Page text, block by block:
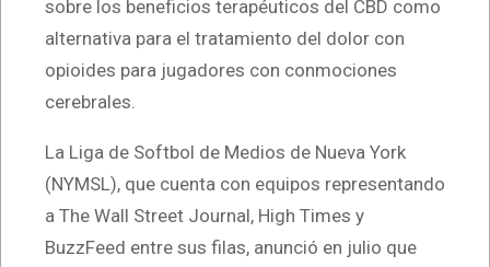
sobre los beneficios terapéuticos del CBD como
alternativa para el tratamiento del dolor con
opioides para jugadores con conmociones
cerebrales.
La Liga de Softbol de Medios de Nueva York
(NYMSL), que cuenta con equipos representando
a The Wall Street Journal, High Times y
BuzzFeed entre sus filas, anunció en julio que